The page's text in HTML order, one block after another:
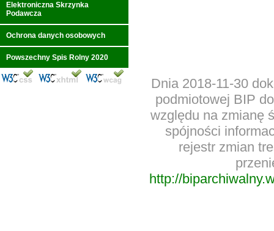
Elektroniczna Skrzynka
Podawcza
Ochrona danych osobowych
Powszechny Spis Rolny 2020
Dnia 2018-11-30
podmiotowej BIP
względu na zmianę
spójności
rejestr zmian
http://